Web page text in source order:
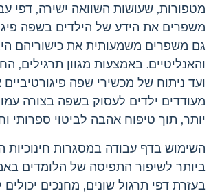
מטפורות, שעושות השוואה ישירה, דפי
משפרים את הידע של הילדים בשפה
גם משפרים משמעותית את כישוריהם
והאנליטיים. באמצעות מגוון תרגילים,
ועד ניתוח של מכשירי שפה
מעודדים ילדים לעסוק בשפה בצורה
יותר, תוך טיפוח אהבה לביטוי ספרותי
השימוש בדף עבודה במסגרות חינוכיות
ביותר לשיפור התפיסה של הלומדים
בעזרת דפי תרגול שונים, מחנכים